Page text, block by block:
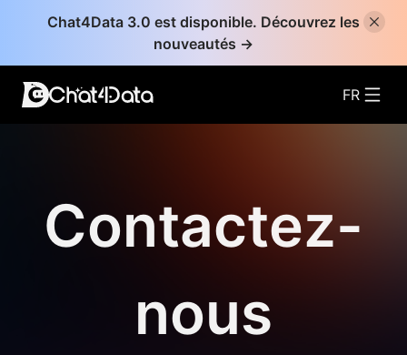
Chat4Data 3.0 est disponible. Découvrez les
nouveautés →
FR
Contactez-
nous